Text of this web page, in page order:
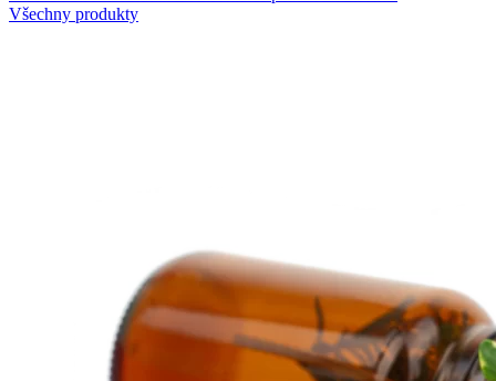
Všechny produkty